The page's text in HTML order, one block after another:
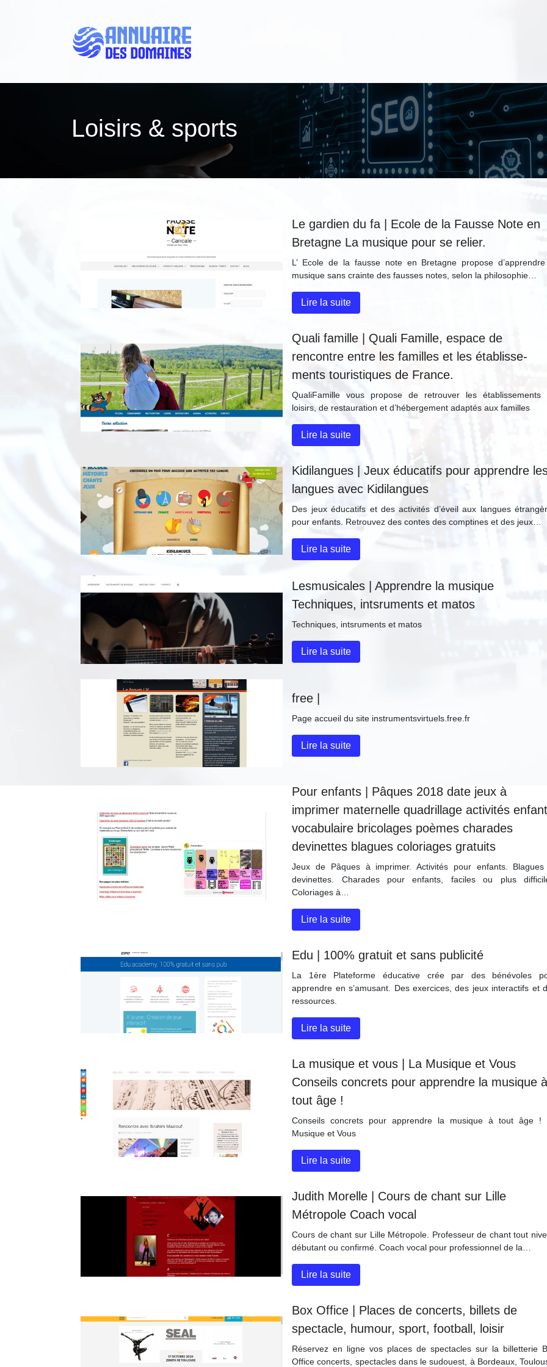
Loisirs & sports
Le gardien du fa | Ecole de la Fausse Note en
Bretagne La musique pour se relier.
L’ Ecole de la fausse note en Bretagne propose
musique sans crainte des fausses notes, selon la philosophie…
Lire la suite
Quali famille | Quali Famille, espace de
rencontre entre les familles et les étab­lis­se­
ments touristi­ques de France.
QualiFamille vous propose de retrouver les établissements
loisirs, de restauration et d’hébergement adaptés aux familles
Lire la suite
Kidilangues | Jeux éducatifs pour apprendre
langues avec Kidilangues
Des jeux éducatifs et des activités d’éveil aux langues
pour enfants. Retrouvez des contes des comptines et des jeux…
Lire la suite
Les­musica­les | Apprendre la musique
Techniques, intsruments et matos
Techniques, intsruments et matos
Lire la suite
free |
Page accueil du site instrumentsvirtuels.free.fr
Lire la suite
Pour enfants | Pâques 2018 date jeux à
imprimer maternelle quadrillage activités
vocabulaire bricolages poèmes charades
devinettes blagues coloriages gratuits
Jeux de Pâques à imprimer. Activités pour enfants.
devinettes. Charades pour enfants, faciles ou plus
Coloriages à…
Lire la suite
Edu | 100% gratuit et sans publicité
La 1ère Plateforme éducative crée par des bénévoles
apprendre en s’amusant. Des exercices, des jeux interactifs et
ressources.
Lire la suite
La musique et vous | La Musique et Vous
Conseils concrets pour apprendre la musique
tout âge !
Conseils concrets pour apprendre la musique à tout âge !
Musique et Vous
Lire la suite
Judith Mo­rel­le | Cours de chant sur Lille
Métropole Coach vocal
Cours de chant sur Lille Métropole. Professeur de chant tout
débutant ou confirmé. Coach vocal pour professionnel de la…
Lire la suite
Box Office | Places de concerts, billets de
spectacle, humour, sport, football, loisir
Réservez en ligne vos places de spectacles sur la billetterie
Office concerts, spectacles dans le sudouest, à Bordeaux,